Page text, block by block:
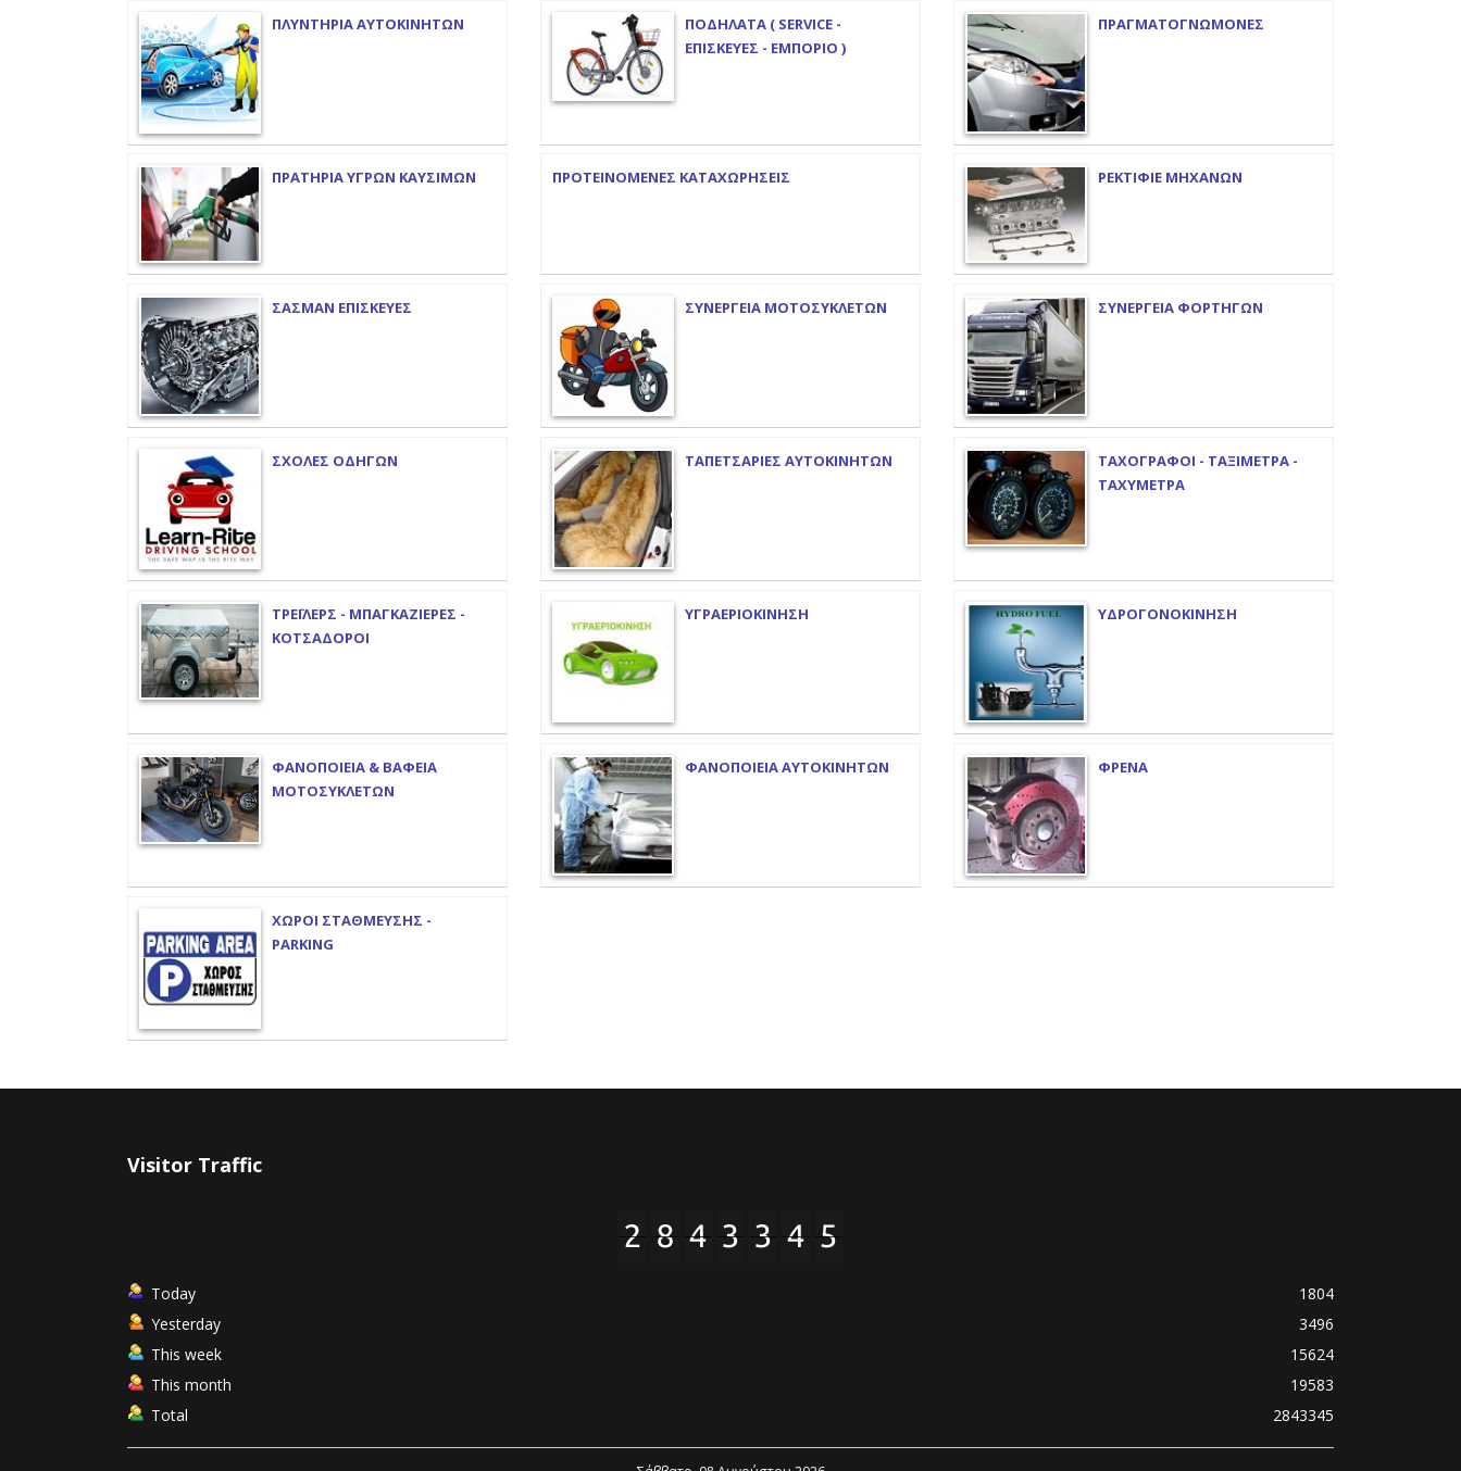
ΠΛΥΝΤΗΡΙΑ ΑΥΤΟΚΙΝΗΤΩΝ
ΠΟΔΗΛΑΤΑ ( SERVICE -
ΕΠΙΣΚΕΥΕΣ - ΕΜΠΟΡΙΟ )
ΠΡΑΓΜΑΤΟΓΝΩΜΟΝΕΣ
ΠΡΑΤΗΡΙΑ ΥΓΡΩΝ ΚΑΥΣΙΜΩΝ ΠΡΟΤΕΙΝΟΜΕΝΕΣ ΚΑΤΑΧΩΡΗΣΕΙΣ ΡΕΚΤΙΦΙΕ ΜΗΧΑΝΩΝ
ΣΑΣΜΑΝ ΕΠΙΣΚΕΥΕΣ ΣΥΝΕΡΓΕΙΑ ΜΟΤΟΣΥΚΛΕΤΩΝ ΣΥΝΕΡΓΕΙΑ ΦΟΡΤΗΓΩΝ
ΣΧΟΛΕΣ ΟΔΗΓΩΝ ΤΑΠΕΤΣΑΡΙΕΣ ΑΥΤΟΚΙΝΗΤΩΝ
ΤΑΧΟΓΡΑΦΟΙ - ΤΑΞΙΜΕΤΡΑ -
ΤΑΧΥΜΕΤΡΑ
ΤΡΕΪΛΕΡΣ - ΜΠΑΓΚΑΖΙΕΡΕΣ -
ΚΟΤΣΑΔΟΡΟΙ
ΥΓΡΑΕΡΙΟΚΙΝΗΣΗ ΥΔΡΟΓΟΝΟΚΙΝΗΣΗ
ΦΑΝΟΠΟΙΕΙΑ & ΒΑΦΕΙΑ
ΜΟΤΟΣΥΚΛΕΤΩΝ
ΦΑΝΟΠΟΙΕΙΑ ΑΥΤΟΚΙΝΗΤΩΝ ΦΡΕΝΑ
ΧΩΡΟΙ ΣΤΑΘΜΕΥΣΗΣ -
PARKING
Visitor Traffic
Today
1804
Yesterday
3496
This week
15624
This month
19583
Total
2843345